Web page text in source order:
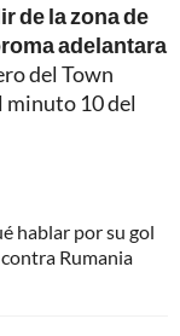
de la zona de
adelantara
del Town
minuto 10 del
hablar por su gol
Rumania